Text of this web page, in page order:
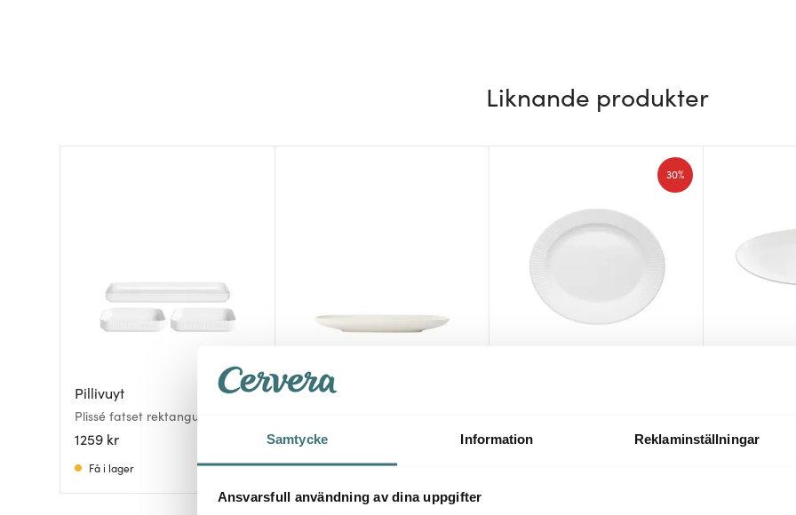
Samtycke Information Reklaminställningar
Ansvarsfull användning av dina uppgifter
Liknande produkter
Pillivuyt
Plissé fatset rektangulärt 3
delar vit
1259 kr
Få i lager
Villeroy & Boch
cm
875 kr
Få i lager
244 kr
30%
347 kr